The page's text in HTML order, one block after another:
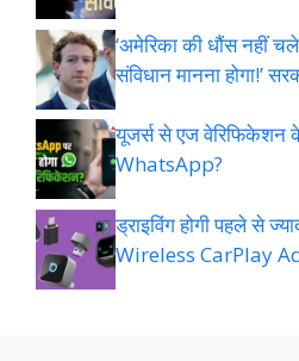
‘अमेरिका की धौंस नहीं
संविधान मानना होगा!’
यूजर्स से एज वेरिफिकेशन
WhatsApp?
ड्राइविंग होगी पहले से
Wireless CarPlay